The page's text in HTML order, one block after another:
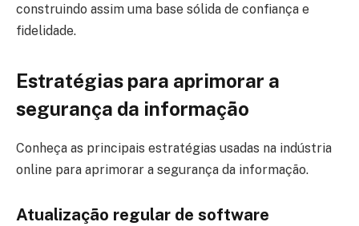
construindo assim uma base sólida de confiança e
fidelidade.
Estratégias para aprimorar a
segurança da informação
Conheça as principais estratégias usadas na indústria
online para aprimorar a segurança da informação.
Atualização regular de software